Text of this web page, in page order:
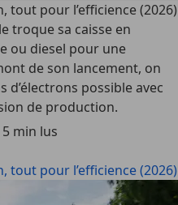
tout pour l’efficience (2026)
troque sa caisse en
ou diesel pour une
de son lancement, on
d’électrons possible avec
de production.
5 min lus
tout pour l’efficience (2026)